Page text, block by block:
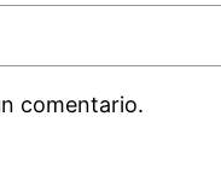
comentario.